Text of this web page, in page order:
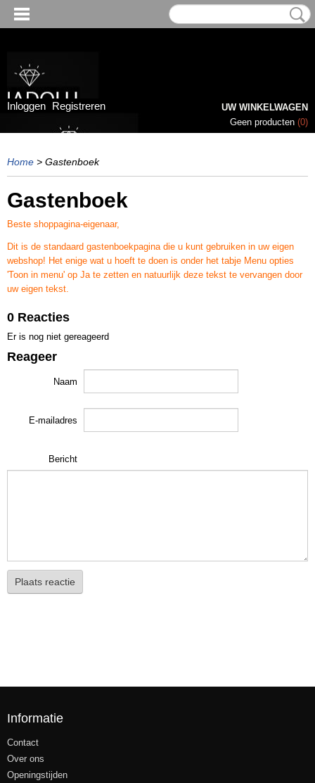
Inloggen Registreren
UW WINKELWAGEN
Geen producten (0)
Home > Gastenboek
Gastenboek
Beste shoppagina-eigenaar,
Dit is de standaard gastenboekpagina die u kunt gebruiken in uw eigen
webshop! Het enige wat u hoeft te doen is onder het tabje Menu opties
'Toon in menu' op Ja te zetten en natuurlijk deze tekst te vervangen door
uw eigen tekst.
0 Reacties
Er is nog niet gereageerd
Reageer
Naam
E-mailadres
Bericht
Plaats reactie
Informatie
Contact
Over ons
Openingstijden